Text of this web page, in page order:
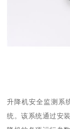
升降机安全监测系
统。该系统通过安